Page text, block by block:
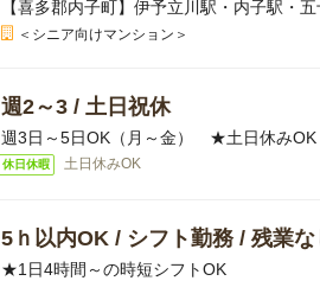
【喜多郡内子町】伊予立川駅・内子駅・
＜シニア向けマンション＞
週2～3 / 土日祝休
週3日～5日OK（月～金） ★土日休みOK
休日休暇 土日休みOK
5ｈ以内OK / シフト勤務 / 残業な
★1日4時間～の時短シフトOK